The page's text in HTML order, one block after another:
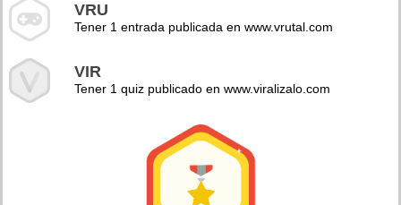
VRU
Tener 1 entrada publicada en www.vrutal.com
VIR
Tener 1 quiz publicado en www.viralizalo.com